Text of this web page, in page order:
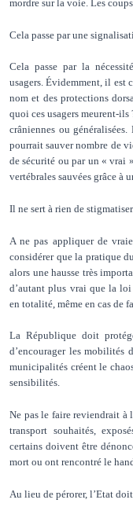
mordre sur la voie. Les
Cela passe par une
Cela passe par la
usagers. Évidemment, il est
nom et des protections
quoi ces usagers meurent-ils
crâniennes ou
pourrait sauver nombre de
de sécurité ou par un « vrai
vertébrales sauvées grâce à
Il ne sert à rien de
A ne pas appliquer de
considérer que la pratique du
alors une hausse très
d’autant plus vrai que la
en totalité, même en cas de
La République doit
d’encourager les mobilités
municipalités créent le
sensibilités.
Ne pas le faire reviendrait à
transport souhaités,
certains doivent être
mort ou ont rencontré le
Au lieu de pérorer, l’Etat